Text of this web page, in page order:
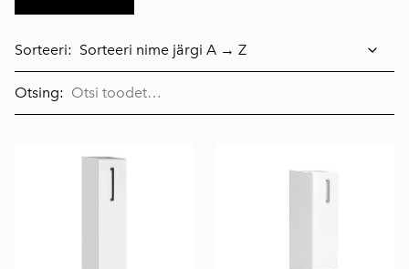
Sorteeri:
Otsing: